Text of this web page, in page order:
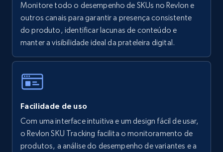
URL, Final price, Sku, Currency, Gtin,
Specifications, Image urls, Top reviews, and
more.
5.6K+ 875+ Comece agora
Walmart - products - Collects products by
specific keywords
URL, Final price, Sku, Currency, Gtin,
Specifications, Image urls, Top reviews, and
Monitore todo o desempenho de SKUs no Revlon e
outros canais para garantir a presença consistente
do produto, identificar lacunas de conteúdo e
manter a visibilidade ideal da prateleira digital.
Facilidade de uso
Com uma interface intuitiva e um design fácil de usar,
o Revlon SKU Tracking facilita o monitoramento de
produtos, a análise do desempenho de variantes e a